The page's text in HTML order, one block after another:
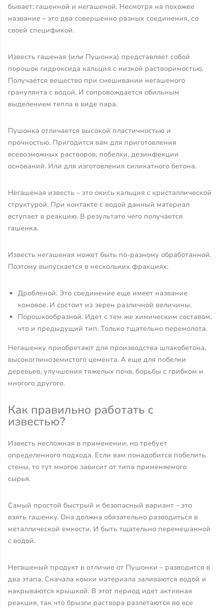
бывает: гашенной и негашеной. Несмотря на похожее
название – это два совершенно разных соединения, со
своей спецификой.
Известь гашеная (или Пушонка) представляет собой
порошок гидроксида кальция с низкой растворимостью.
Получается вещество при смешивании негашеного
гранулянта с водой. И сопровождается обильным
выделением тепла в виде пара.
Пушонка отличается высокой пластичностью и
прочностью. Пригодится вам для приготовления
всевозможных растворов, побелки, дезинфекции
оснований. Или для изготовления силикатного бетона.
Негашеная известь – это окись кальция с кристаллической
структурой. При контакте с водой данный материал
вступает в реакцию. В результате чего получается
гашенка.
Известь негашеная может быть по-разному обработанной.
Поэтому выпускается в нескольких фракциях:
Дробленой. Это соединение еще имеет название
комовое. И состоит из зерен различной величины.
Порошкообразной. Идет с тем же химическим составом,
что и предыдущий тип. Только тщательно перемолота.
Негашенку приобретают для производства шлакобетона,
высокоглиноземистого цемента. А еще для побелки
деревьев, улучшения тяжелых почв, борьбы с грибком и
многого другого.
Как правильно работать с
известью?
Известь несложная в применении, но требует
определенного подхода. Если вам понадобится побелить
стены, то тут многое зависит от типа применяемого
сырья.
Самый простой быстрый и безопасный вариант – это
взять гашенку. Она должна обязательно разводиться в
металлической емкости. И быть тщательно перемешанной
с водой.
Негашеный продукт в отличие от Пушонки – разводится в
два этапа. Сначала комки материала заливаются водой и
накрываются крышкой. В этот период идет активная
реакция, так что брызги раствора разлетаются во все